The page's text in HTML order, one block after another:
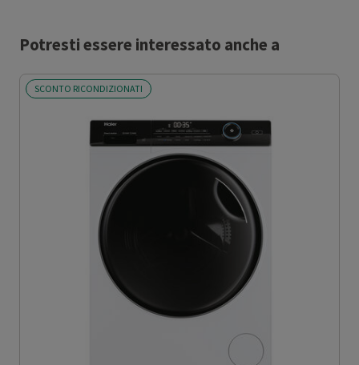
Potresti essere interessato anche a
SCONTO RICONDIZIONATI